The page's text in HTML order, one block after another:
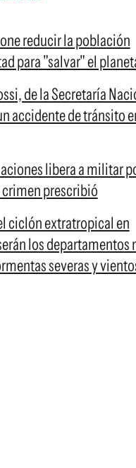
reducir la población
para "salvar" el
de la Secretaría
accidente de tránsito
libera a militar
prescribió
ciclón extratropical en
los departamentos
severas y